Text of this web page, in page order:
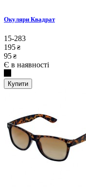
Окуляри Квадрат
15-283
195 ₴
95 ₴
Є в наявності
Купити